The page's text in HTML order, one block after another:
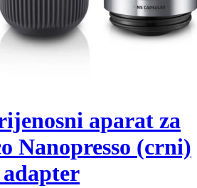
aparat za
Nanopresso (crni)
adapter